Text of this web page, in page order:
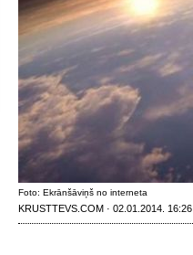
Foto: Ekrānšāviņš no interneta
KRUSTTEVS.COM · 02.01.2014. 16:26